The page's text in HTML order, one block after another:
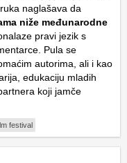
naglašava da
niže međunarodne
pravi jezik s
Pula se
autorima, ali i kao
edukaciju mladih
koji jamče
festival